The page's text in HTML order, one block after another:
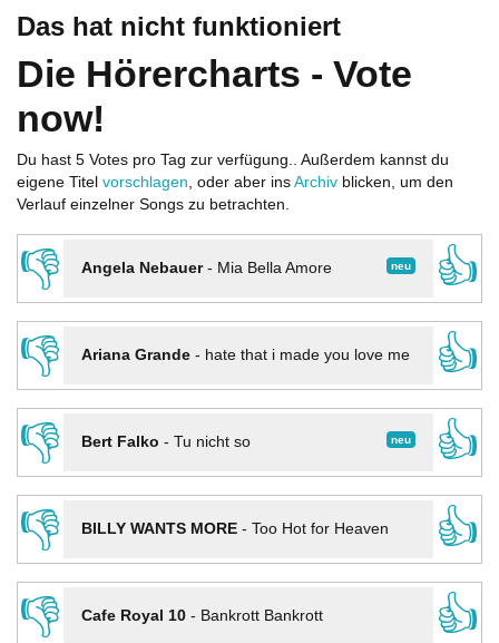
Das hat nicht funktioniert
Die Hörercharts - Vote
now!
Du hast 5 Votes pro Tag zur verfügung.. Außerdem kannst du
eigene Titel vorschlagen, oder aber ins Archiv blicken, um den
Verlauf einzelner Songs zu betrachten.
👎 neu
Angela Nebauer- Mia Bella Amore
👍
👎
Ariana Grande- hate that i made you love me
👍
👎
neu
Bert Falko - Tu nicht so
👍
👎
BILLY WANTS MORE- Too Hot for Heaven
👍
👎
Cafe Royal 10- Bankrott Bankrott
👍